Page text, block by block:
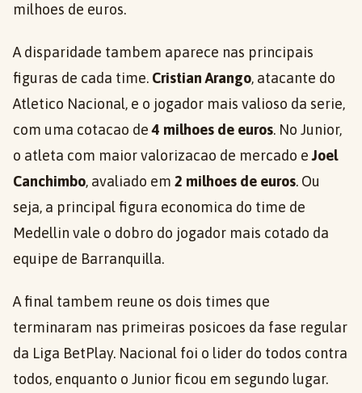
milhoes de euros.
A disparidade tambem aparece nas principais
figuras de cada time. Cristian Arango, atacante do
Atletico Nacional, e o jogador mais valioso da serie,
com uma cotacao de4 milhoes de euros. No Junior,
o atleta com maior valorizacao de mercado eJoel
Canchimbo, avaliado em 2 milhoes de euros. Ou
seja, a principal figura economica do time de
Medellin vale o dobro do jogador mais cotado da
equipe de Barranquilla.
A final tambem reune os dois times que
terminaram nas primeiras posicoes da fase regular
da Liga BetPlay. Nacional foi o lider do todos contra
todos, enquanto o Junior ficou em segundo lugar.